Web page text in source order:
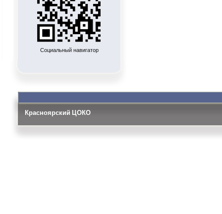
Социальный навигатор
Красноярский ЦОКО